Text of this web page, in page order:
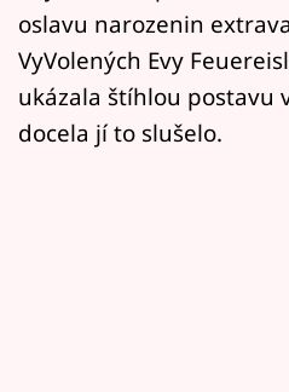
oslavu narozenin
VyVolených Evy
ukázala štíhlou postavu
docela jí to slušelo.